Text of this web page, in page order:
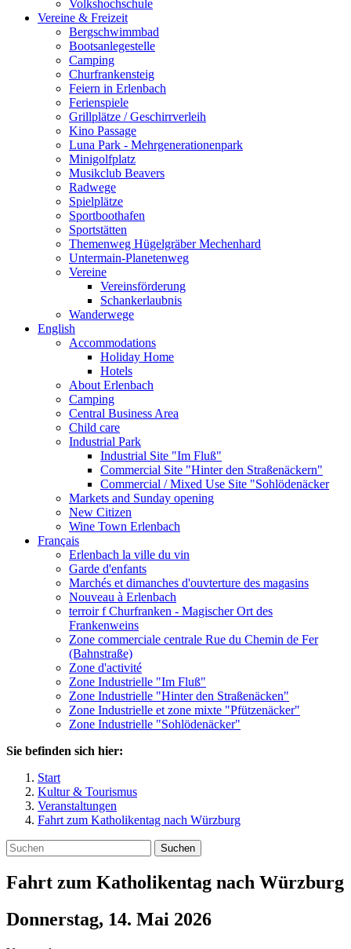
Volkshochschule
Vereine & Freizeit
Bergschwimmbad
Bootsanlegestelle
Camping
Churfrankensteig
Feiern in Erlenbach
Ferienspiele
Grillplätze / Geschirrverleih
Kino Passage
Luna Park - Mehrgenerationenpark
Minigolfplatz
Musikclub Beavers
Radwege
Spielplätze
Sportboothafen
Sportstätten
Themenweg Hügelgräber Mechenhard
Untermain-Planetenweg
Vereine
Vereinsförderung
Schankerlaubnis
Wanderwege
English
Accommodations
Holiday Home
Hotels
About Erlenbach
Camping
Central Business Area
Child care
Industrial Park
Industrial Site "Im Fluß"
Commercial Site "Hinter den Straßenäckern"
Commercial / Mixed Use Site "Sohlödenäcker
Markets and Sunday opening
New Citizen
Wine Town Erlenbach
Français
Erlenbach la ville du vin
Garde d'enfants
Marchés et dimanches d'ouvterture des magasins
Nouveau à Erlenbach
terroir f Churfranken - Magischer Ort des
Frankenweins
Zone commerciale centrale Rue du Chemin de Fer
(Bahnstraße)
Zone d'activité
Zone Industrielle "Im Fluß"
Zone Industrielle "Hinter den Straßenäcken"
Zone Industrielle et zone mixte "Pfützenäcker"
Zone Industrielle "Sohlödenäcker"
Sie befinden sich hier:
Start
Kultur & Tourismus
Veranstaltungen
Fahrt zum Katholikentag nach Würzburg
Suchen
Fahrt zum Katholikentag nach Würzburg
Donnerstag, 14. Mai 2026